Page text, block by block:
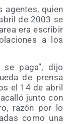
agen­tes, quien
de 2003 se
era escri­bir
a los
paga”, dijo
de pren­sa
el 14 de abril
jun­to con
razón por lo
como una